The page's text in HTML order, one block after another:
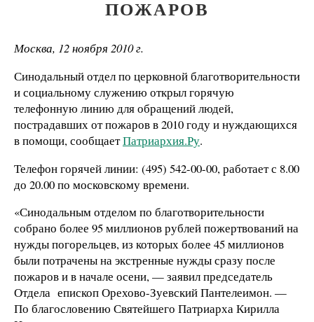
ПОЖАРОВ
Москва, 12 ноября 2010 г.
Синодальный отдел по церковной благотворительности
и социальному служению открыл горячую
телефонную линию для обращений людей,
пострадавших от пожаров в 2010 году и нуждающихся
в помощи, сообщаетПатриархия.Ру.
Телефон горячей линии: (495) 542-00-00, работает с 8.00
до 20.00 по московскому времени.
«Синодальным отделом по благотворительности
собрано более 95 миллионов рублей пожертвований на
нужды погорельцев, из которых более 45 миллионов
были потрачены на экстренные нужды сразу после
пожаров и в начале осени, — заявил председатель
Отдела епископ Орехово-Зуевский Пантелеимон. —
По благословению Святейшего Патриарха Кирилла